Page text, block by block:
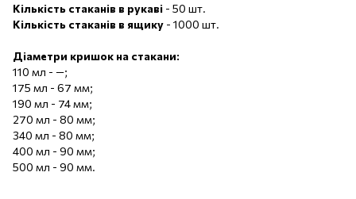
Кількість стаканів в рукаві - 50 шт.
Кількість стаканів в ящику - 1000 шт.
Діаметри кришок на стакани:
110 мл - —;
175 мл - 67 мм;
190 мл - 74 мм;
270 мл - 80 мм;
340 мл - 80 мм;
400 мл - 90 мм;
500 мл - 90 мм.